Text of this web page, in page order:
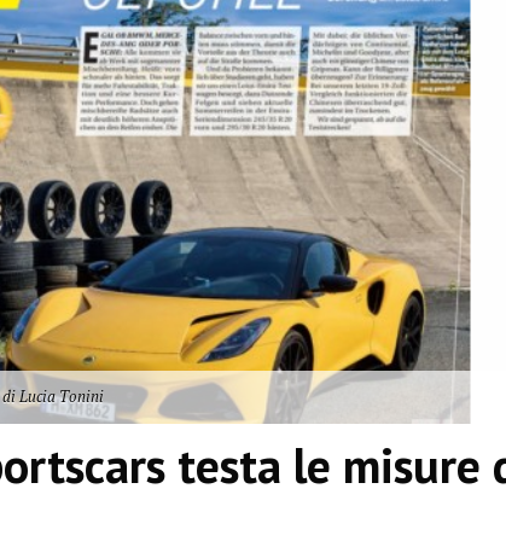
Lucia Tonini
testa le misure